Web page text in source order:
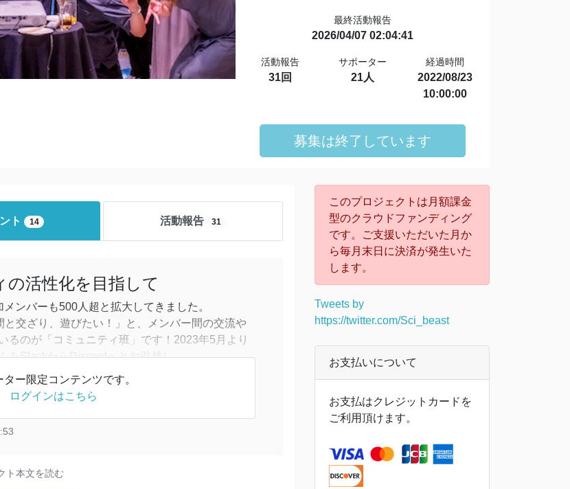
最終活動報告
2026/04/07 02:04:41
活動報告
31回
サポーター
21人
経過時間
2022/08/23
10:00:00
募集は終了しています
ト 14 活動報告 31
の活性化を目指して
ンバーも500人超と拡大してきました。
と交ざり、遊びたい！」と、メンバー間の交流や
るのが「コミュニティ班」です！2023年5月より
をSlackからDiscordへとお引越し
ター限定コンテンツです。
ログインはこちら
ト本文を読む
このプロジェクトは月額課金
型のクラウドファンディング
です。ご支援いただいた月か
ら毎月末日に決済が発生いた
します。
Tweets by
https://twitter.com/Sci_beast
お支払いについて
お支払はクレジットカードを
ご利用頂けます。